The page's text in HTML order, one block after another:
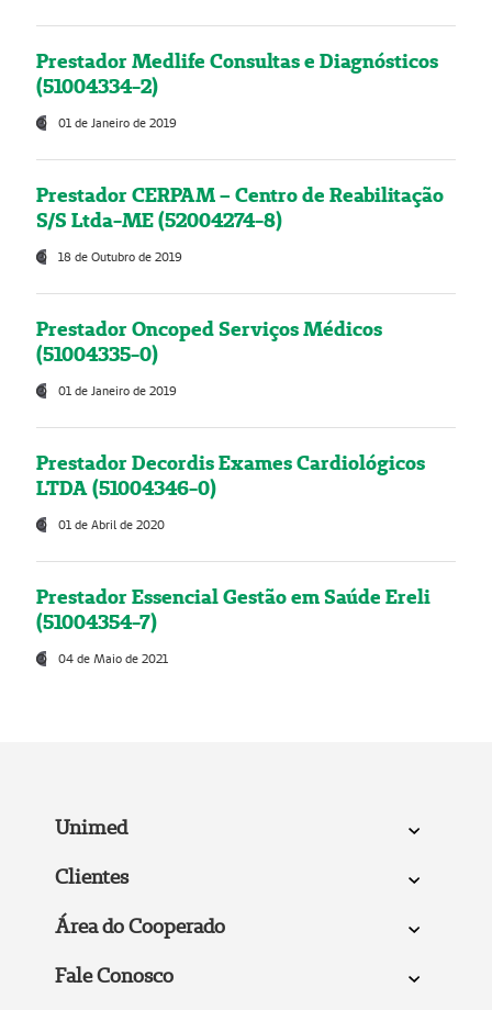
Prestador Medlife Consultas e Diagnósticos
(51004334-2)
01 de Janeiro de 2019
Prestador CERPAM – Centro de Reabilitação
S/S Ltda-ME (52004274-8)
18 de Outubro de 2019
Prestador Oncoped Serviços Médicos
(51004335-0)
01 de Janeiro de 2019
Prestador Decordis Exames Cardiológicos
LTDA (51004346-0)
01 de Abril de 2020
Prestador Essencial Gestão em Saúde Ereli
(51004354-7)
04 de Maio de 2021
Unimed
Clientes
Área do Cooperado
Fale Conosco